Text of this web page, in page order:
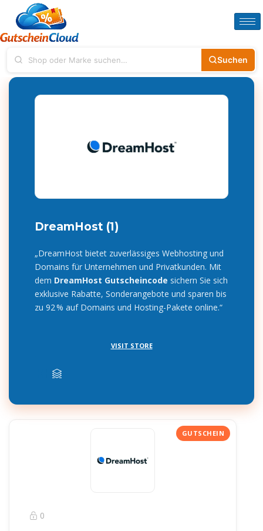
Suchen
DreamHost (1)
„DreamHost bietet zuverlässiges Webhosting und
Domains für Unternehmen und Privatkunden. Mit
dem DreamHost Gutscheincode sichern Sie sich
exklusive Rabatte, Sonderangebote und sparen bis
zu 92 % auf Domains und Hosting-Pakete online.“
VISIT STORE
0